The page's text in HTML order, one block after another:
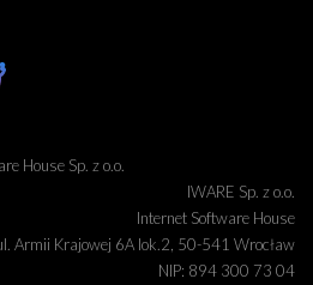
House Sp. z o.o.
IWARE Sp. z o.o.
Internet Software House
Armii Krajowej 6A lok.2, 50-541 Wrocław
NIP: 894 300 73 04